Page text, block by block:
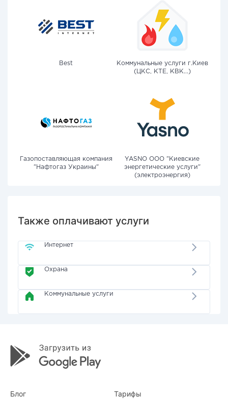
Best
Коммунальные услуги г.Киев
(ЦКС, КТЕ, КВК...)
Газопоставляющая компания
"Нафтогаз Украины"
YASNO OOO "Киевские
энергетические услуги"
(электроэнергия)
Также оплачивают услуги
Интернет
Охрана
Коммунальные услуги
Блог Тарифы